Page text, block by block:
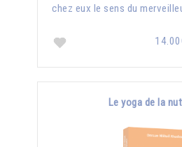
chez eux le sens du
Le yoga de la